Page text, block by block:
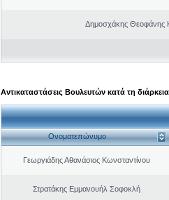
Δημοσχάκης Θεοφάνης
Αντικαταστάσεις Βουλευτών κατά τη
Ονοματεπώνυμο
Γεωργιάδης Αθανάσιος Κωνσταντίνου
Στρατάκης Εμμανουήλ Σοφοκλή